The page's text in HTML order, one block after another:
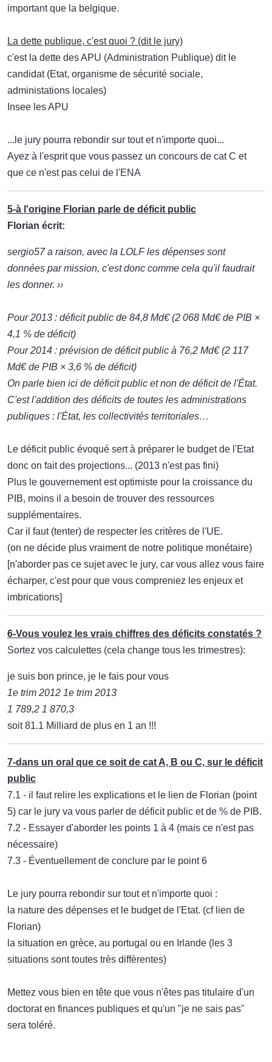
important que la belgique.
La dette publique, c'est quoi ? (dit le jury)
c'est la dette des APU (Administration Publique) dit le
candidat (Etat, organisme de sécurité sociale,
administations locales)
Insee les APU
...le jury pourra rebondir sur tout et n'importe quoi...
Ayez à l'esprit que vous passez un concours de cat C et
que ce n'est pas celui de l'ENA
5-à l'origine Florian parle de déficit public
Florian écrit:
sergio57 a raison, avec la LOLF les dépenses sont
données par mission, c'est donc comme cela qu'il faudrait
les donner. ››
Pour 2013 : déficit public de 84,8 Md€ (2 068 Md€ de PIB ×
4,1 % de déficit)
Pour 2014 : prévision de déficit public à 76,2 Md€ (2 117
Md€ de PIB × 3,6 % de déficit)
On parle bien ici de déficit public et non de déficit de l'État.
C'est l'addition des déficits de toutes les administrations
publiques : l'État, les collectivités territoriales…
Le déficit public évoqué sert à préparer le budget de l'Etat
donc on fait des projections... (2013 n'est pas fini)
Plus le gouvernement est optimiste pour la croissance du
PIB, moins il a besoin de trouver des ressources
supplémentaires.
Car il faut (tenter) de respecter les critères de l'UE.
(on ne décide plus vraiment de notre politique monétaire)
[n'aborder pas ce sujet avec le jury, car vous allez vous faire
écharper, c'est pour que vous compreniez les enjeux et
imbrications]
6-Vous voulez les vrais chiffres des déficits constatés ?
Sortez vos calculettes (cela change tous les trimestres):
je suis bon prince, je le fais pour vous
1e trim 2012 1e trim 2013
1 789,2 1 870,3
soit 81.1 Milliard de plus en 1 an !!!
7-dans un oral que ce soit de cat A, B ou C, sur le déficit
public
7.1 - il faut relire les explications et le lien de Florian (point
5) car le jury va vous parler de déficit public et de % de PIB.
7.2 - Essayer d'aborder les points 1 à 4 (mais ce n'est pas
nécessaire)
7.3 - Éventuellement de conclure par le point 6
Le jury pourra rebondir sur tout et n'importe quoi :
la nature des dépenses et le budget de l'Etat. (cf lien de
Florian)
la situation en grèce, au portugal ou en Irlande (les 3
situations sont toutes très diffèrentes)
Mettez vous bien en tête que vous n'êtes pas titulaire d'un
doctorat en finances publiques et qu'un "je ne sais pas"
sera toléré.